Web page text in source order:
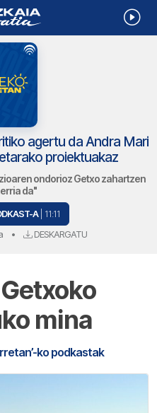
agertu da Andra Mari
proiektuakaz
ondorioz Getxo zahartzen
da"
A | 11:11
• DESKARGATU
mina
ko podkastak